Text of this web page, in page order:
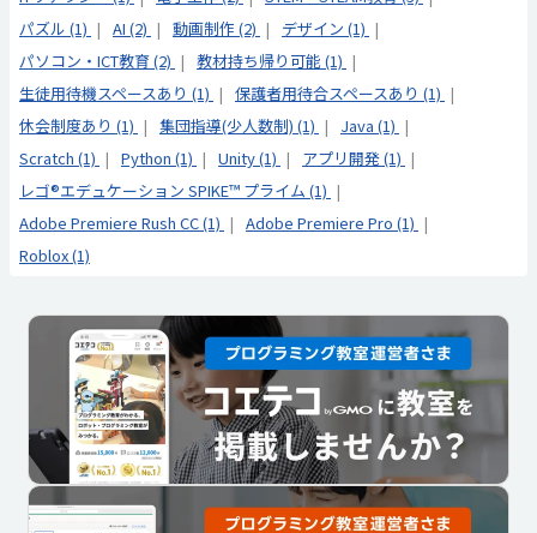
パズル (1)
AI (2) 動画制作 (2)
デザイン (1)
パソコン・ICT教育 (2)
教材持ち帰り可能 (1)
生徒用待機スペースあり (1)
保護者用待合スペースあり (1)
休会制度あり (1)
集団指導(少人数制) (1)
Java (1)
Scratch (1)
Python (1) Unity (1)
アプリ開発 (1)
レゴ®エデュケーション SPIKE™ プライム (1)
Adobe Premiere Rush CC (1)
Adobe Premiere Pro (1)
Roblox (1)